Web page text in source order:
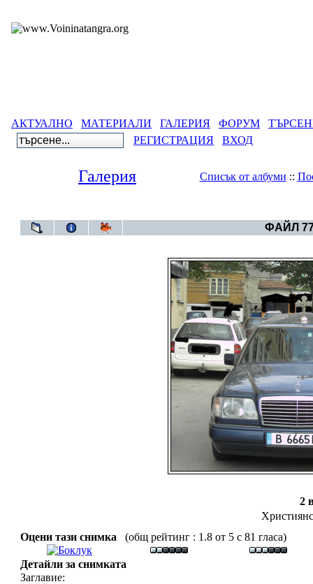
АКТУАЛНО МАТЕРИАЛИ ГАЛЕРИЯ ФОРУМ
РЕГИСТРАЦИЯ
ВХОД
Галерия Списък от албуми ::
ФАЙЛ 77
2
Оцени тази снимка
(общ рейтинг : 1.8 от 5 с 81 гласа)
Детайли за снимката
Заглавие: